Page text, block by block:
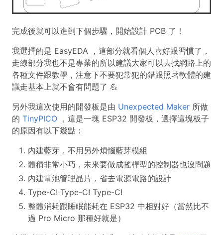
完成後就可以進到下個步驟，開始設計 PCB 了！
我選擇的是 EasyEDA ，這部分就看個人喜好跟習慣了，
走線部分我也不是專業的所以建議大家可以去找網路上的
各種文件跟教學，注意下不要犯常犯的錯跟照著軟體的建
議走基本上就不會有問題了 💪
另外我這次使用的開發板是由 Unexpected Maker 所做
的 TinyPICO ，這是一塊 ESP32 開發板，選擇這塊板子
的原因有以下幾點：
內建藍芽，不用另外煩惱藍芽模組
體積非常小巧，未來要做成搖桿型的控制器也沒問題
內建電池管理晶片，省去電源電路的設計
Type-C! Type-C! Type-C!
整體消耗跟睡眠能耗在 ESP32 中相對好（當然比不
過 Pro Micro 那種好就是）